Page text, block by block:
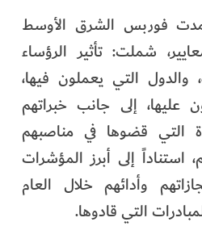
فوربس الشرق الأوسط
شملت: تأثير الرؤساء
والدول التي يعملون فيها،
عليها، إلى جانب خبراتهم
التي قضوها في مناصبهم
استناداً إلى أبرز المؤشرات
وأدائهم خلال العام
التي قادوها.